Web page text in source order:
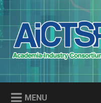
Skip
to
content
Search
AICTSP 台
產
Academia-Industry
MENU